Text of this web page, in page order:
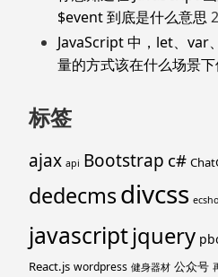
$event 到底是什么意思
JavaScript 中，let、var
量的方式该在什么场景
标签
ajax api Bootstrap c#
dedecmsdivcss
javascriptjquery
React.js wordpress 健身器材 公众号